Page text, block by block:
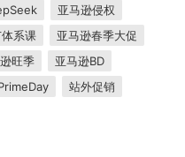
亚马逊侵权
系课
亚马逊春季大促
旺季
亚马逊BD
站外促销